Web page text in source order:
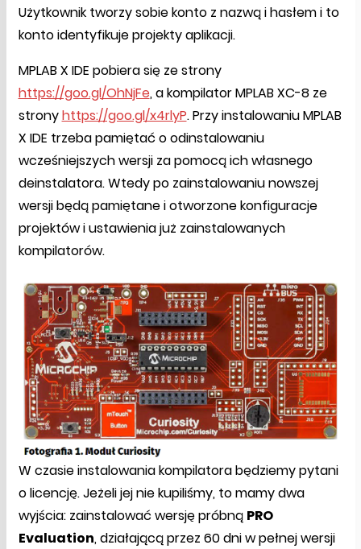
Użytkownik tworzy sobie konto z nazwą i hasłem i to
konto identyfikuje projekty aplikacji.
MPLAB X IDE pobiera się ze strony
https://goo.gl/OhNjFe, a kompilator MPLAB XC-8 ze
stronyhttps://goo.gl/x4rlyP. Przy instalowaniu MPLAB
X IDE trzeba pamiętać o odinstalowaniu
wcześniejszych wersji za pomocą ich własnego
deinstalatora. Wtedy po zainstalowaniu nowszej
wersji będą pamiętane i otworzone konfiguracje
projektów i ustawienia już zainstalowanych
kompilatorów.
W czasie instalowania kompilatora będziemy pytani
o licencję. Jeżeli jej nie kupiliśmy, to mamy dwa
wyjścia: zainstalować wersję próbną PRO
Evaluation, działającą przez 60 dni w pełnej wersji